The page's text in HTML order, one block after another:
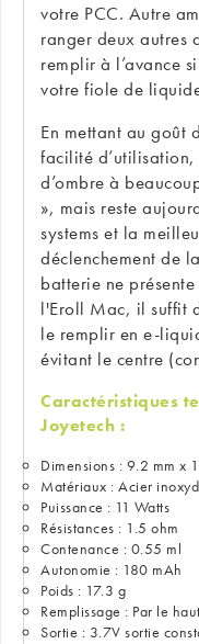
votre PCC. Autre
ranger deux autres
remplir à l’avance
votre fiole de
En mettant au goût
facilité
d’ombre à
», mais reste
systems et la
déclenchement de
batterie ne
l'Eroll Mac, il suffit
le remplir en e-
évitant le centre
Caractéristiques
Joyetech :
Dimensions : 9.2 mm x
Matériaux : Acier
Puissance : 11 Watts
Résistances : 1.5 ohm
Contenance : 0.55 ml
Autonomie : 180 mAh
Poids : 17.3 g
Remplissage : Par le haut
Sortie : 3.7V sortie